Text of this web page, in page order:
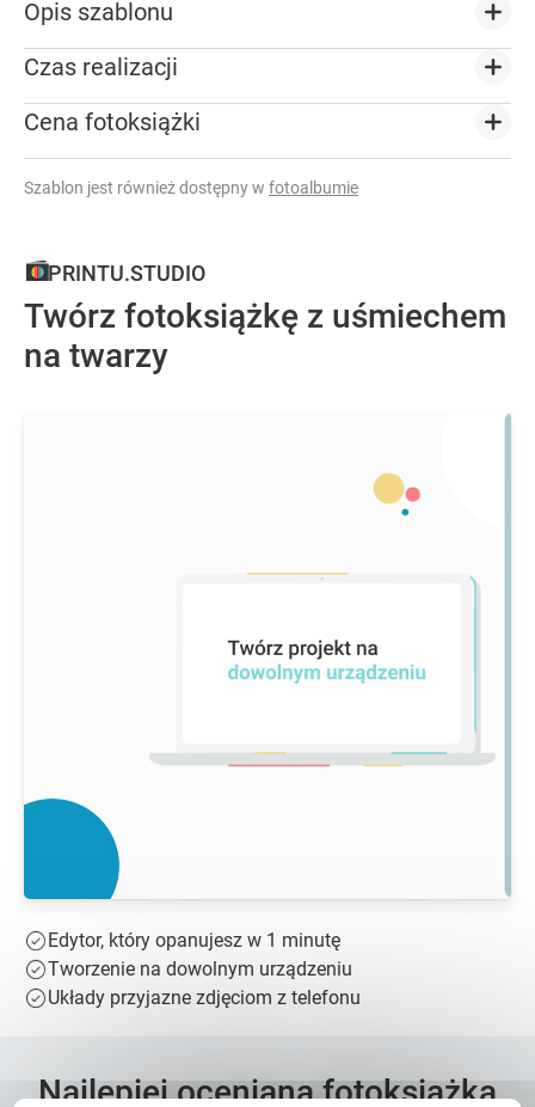
Opis szablonu
Czas realizacji
Cena fotoksiążki
Szablon jest również dostępny w fotoalbumie
PRINTU.STUDIO
Twórz fotoksiążkę z uśmiechem
na twarzy
Edytor, który opanujesz w 1 minutę
Tworzenie na dowolnym urządzeniu
Układy przyjazne zdjęciom z telefonu
Najlepiej oceniana fotoksiążka